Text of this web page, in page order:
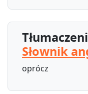
Słownik
oprócz